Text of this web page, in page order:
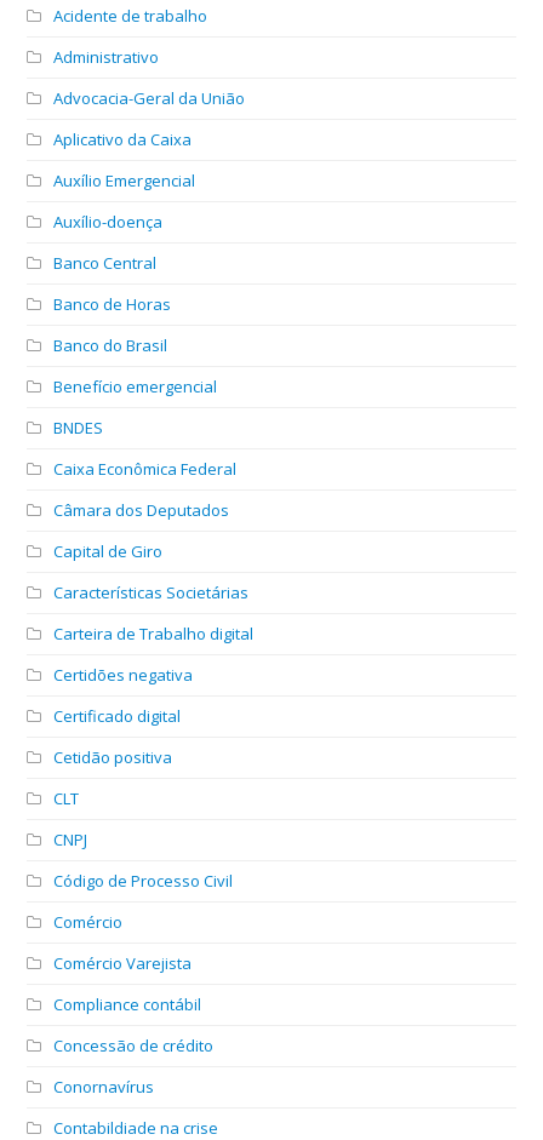
Acidente de trabalho
Administrativo
Advocacia-Geral da União
Aplicativo da Caixa
Auxílio Emergencial
Auxílio-doença
Banco Central
Banco de Horas
Banco do Brasil
Benefício emergencial
BNDES
Caixa Econômica Federal
Câmara dos Deputados
Capital de Giro
Características Societárias
Carteira de Trabalho digital
Certidões negativa
Certificado digital
Cetidão positiva
CLT
CNPJ
Código de Processo Civil
Comércio
Comércio Varejista
Compliance contábil
Concessão de crédito
Conornavírus
Contabildiade na crise